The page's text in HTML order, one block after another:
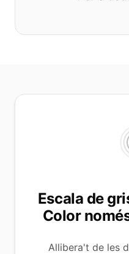
Escala de
Color
Allibera't de les